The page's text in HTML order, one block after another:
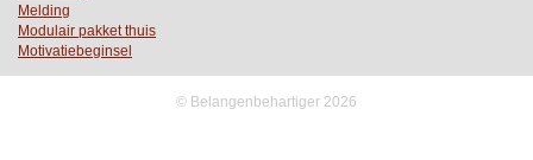
Melding
Modulair pakket thuis
Motivatiebeginsel
© Belangenbehartiger 2026